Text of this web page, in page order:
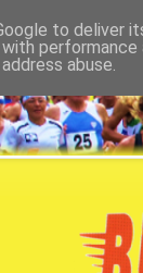
to deliver
abuse.